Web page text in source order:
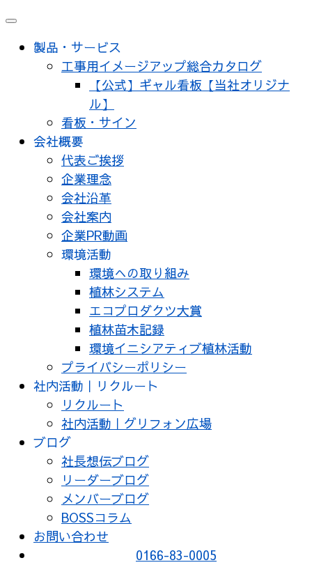
メ
製品・サービス
工事用イメージアップ総合カタログ
【公式】ギャル看板【当社オリジナ
ル】
看板・サイン
会社概要
代表ご挨拶
企業理念
会社沿革
会社案内
企業PR動画
環境活動
環境への取り組み
植林システム
エコプロダクツ大賞
植林苗木記録
環境イニシアティブ植林活動
プライバシーポリシー
社内活動｜リクルート
リクルート
社内活動｜グリフォン広場
ブログ
社長想伝ブログ
リーダーブログ
メンバーブログ
BOSSコラム
お問い合わせ
0166-83-0005